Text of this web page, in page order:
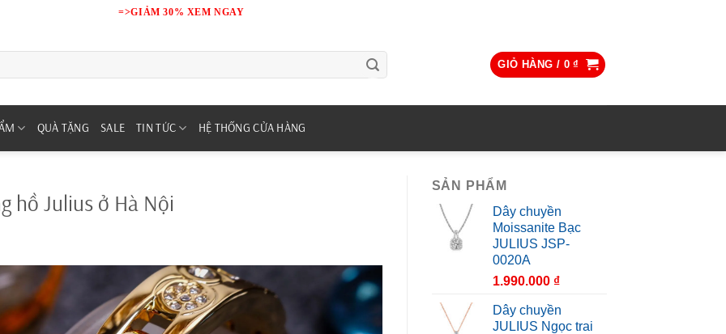
=>GIẢM 30% XEM NGAY
GIỎ HÀNG / 0₫
QUÀ TẶNG SALE TIN TỨC HỆ THỐNG CỬA HÀNG
hồ Julius ở Hà Nội
SẢN PHẨM
Dây chuyền
Moissanite Bạc
JULIUS JSP-
0020A
1.990.000 ₫
Dây chuyền
JULIUS Ngọc trai